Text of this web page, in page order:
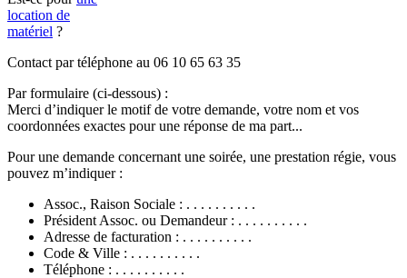
location de
matériel ?
Contact par téléphone au 06 10 65 63 35
Par formulaire (ci-dessous) :
Merci d’indiquer le motif de votre demande, votre nom et vos
coordonnées exactes pour une réponse de ma part...
Pour une demande concernant une soirée, une prestation régie, vous
pouvez m’indiquer :
Assoc., Raison Sociale : . . . . . . . . . .
Président Assoc. ou Demandeur : . . . . . . . . . .
Adresse de facturation : . . . . . . . . . .
Code & Ville : . . . . . . . . . .
Téléphone : . . . . . . . . . .